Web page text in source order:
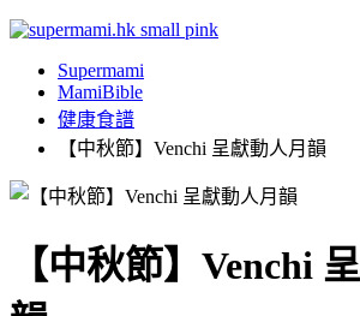
Supermami
MamiBible
健康食譜
【中秋節】Venchi 呈獻動人月韻
【中秋節】Venchi